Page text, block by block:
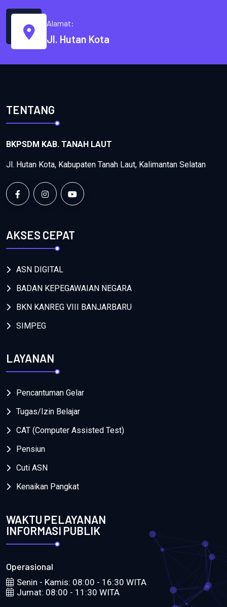
Alamat:
Jl. Hutan Kota
TENTANG
BKPSDM KAB. TANAH LAUT
Jl. Hutan Kota, Kabupaten Tanah Laut, Kalimantan Selatan
AKSES CEPAT
ASN DIGITAL
BADAN KEPEGAWAIAN NEGARA
BKN KANREG VIII BANJARBARU
SIMPEG
LAYANAN
Pencantuman Gelar
Tugas/Izin Belajar
CAT (Computer Assisted Test)
Pensiun
Cuti ASN
Kenaikan Pangkat
WAKTU PELAYANAN
INFORMASI PUBLIK
Operasional
Senin - Kamis: 08:00 - 16:30 WITA
Jumat: 08:00 - 11:30 WITA